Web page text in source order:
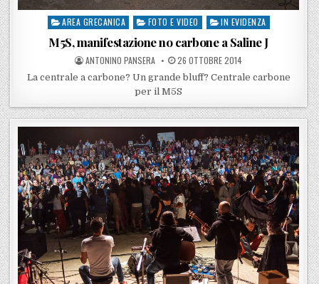
Posted in
AREA GRECANICA FOTO E VIDEO IN EVIDENZA
M5S, manifestazione no carbone a Saline J
POSTED BY
ANTONINO PANSERA POSTED ON
26 OTTOBRE 2014
La centrale a carbone? Un grande bluff? Centrale carbone
per il M5S